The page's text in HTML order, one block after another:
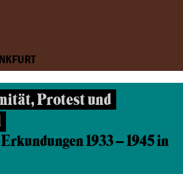
Protest und
1933 – 1945 in